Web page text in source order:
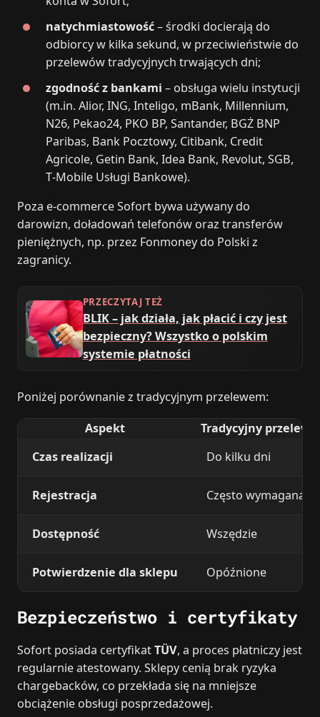
natychmiastowość– środki docierają do
odbiorcy w kilka sekund, w przeciwieństwie do
przelewów tradycyjnych trwających dni;
zgodność z bankami – obsługa wielu instytucji
(m.in. Alior, ING, Inteligo, mBank, Millennium,
N26, Pekao24, PKO BP, Santander, BGŻ BNP
Paribas, Bank Pocztowy, Citibank, Credit
Agricole, Getin Bank, Idea Bank, Revolut, SGB,
T‑Mobile Usługi Bankowe).
Poza e-commerce Sofort bywa używany do
darowizn, doładowań telefonów oraz transferów
pieniężnych, np. przez Fonmoney do Polski z
zagranicy.
PRZECZYTAJ TEŻ
BLIK – jak działa, jak płacić i czy jest
bezpieczny? Wszystko o polskim
systemie płatności
Poniżej porównanie z tradycyjnym przelewem:
Aspekt
Tradycyjny przelew
Czas realizacji
Do kilku dni
Rejestracja Często wymagana
Dostępność Wszędzie
Potwierdzenie dla sklepu Opóźnione
Bezpieczeństwo i certyfikaty
Sofort posiada certyfikatTÜV, a proces płatniczy jest
regularnie atestowany. Sklepy cenią brak ryzyka
chargebacków, co przekłada się na mniejsze
obciążenie obsługi posprzedażowej.